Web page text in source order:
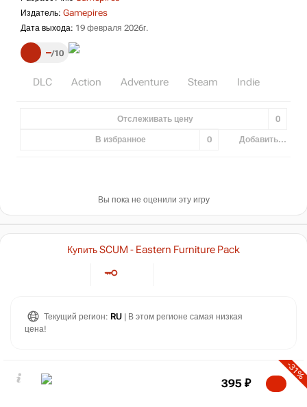
Издатель: Gamepires
Дата выхода: 19 февраля 2026г.
– 10
DLC Action Adventure Steam Indie
Отслеживать цену 0
В избранное 0 Добавить...
Вы пока не оценили эту игру
Купить SCUM - Eastern Furniture Pack
Текущий регион: RU | В этом регионе самая низкая
цена!
-31%
395 ₽